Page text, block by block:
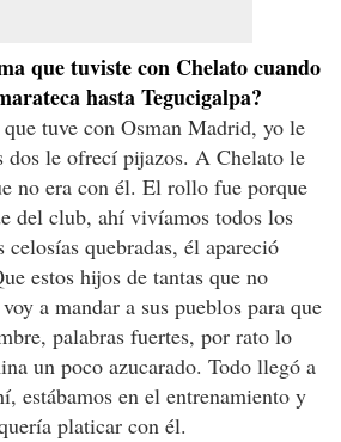
que tuviste con Chelato cuando
hasta Tegucigalpa?
tuve con Osman Madrid, yo le
dos le ofrecí pijazos. A Chelato le
no era con él. El rollo fue porque
del club, ahí vivíamos todos los
celosías quebradas, él apareció
estos hijos de tantas que no
a mandar a sus pueblos para que
palabras fuertes, por rato lo
un poco azucarado. Todo llegó a
estábamos en el entrenamiento y
platicar con él.